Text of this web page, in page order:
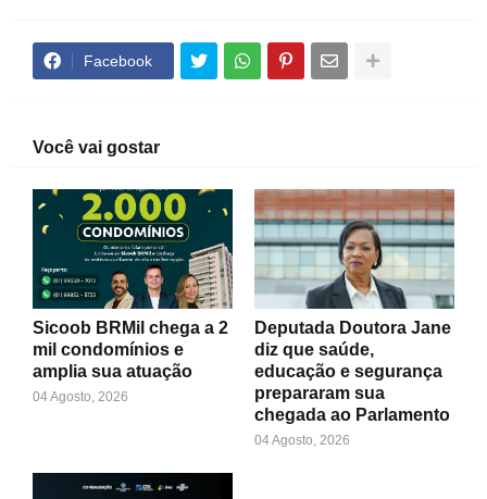
Facebook
Você vai gostar
Sicoob BRMil chega a 2
mil condomínios e
amplia sua atuação
04 Agosto, 2026
Deputada Doutora Jane
diz que saúde,
educação e segurança
prepararam sua
chegada ao Parlamento
04 Agosto, 2026